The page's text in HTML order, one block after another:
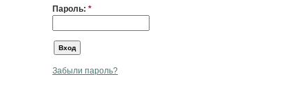
Пароль: *
Забыли пароль?